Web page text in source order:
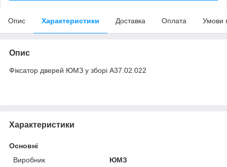
Опис Характеристики Доставка Оплата Умови
Опис
Фіксатор дверей ЮМЗ у зборі А37.02.022
Характеристики
Основні
Виробник
ЮМЗ